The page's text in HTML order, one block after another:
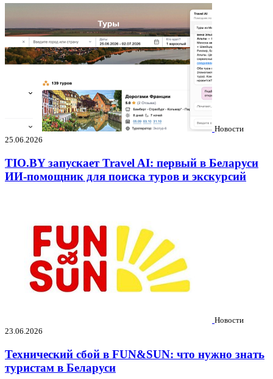
Новости
25.06.2026
TIO.BY запускает Travel AI: первый в Беларуси
ИИ-помощник для поиска туров и экскурсий
Новости
23.06.2026
Технический сбой в FUN&SUN: что нужно знать
туристам в Беларуси